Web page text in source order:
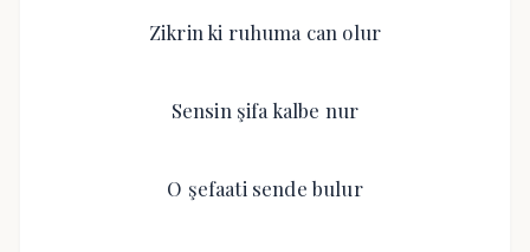
Zikrin ki ruhuma can olur
Sensin şifa kalbe nur
O şefaati sende bulur